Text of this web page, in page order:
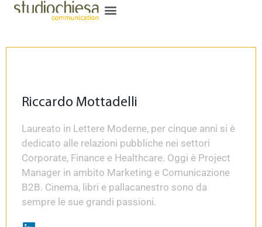
Riccardo Mottadelli
Laureato in Lettere Moderne, per cinque anni si è
dedicato alle relazioni pubbliche nei settori
Corporate, Finance e Healthcare. Oggi è Project
Manager in ambito Marketing e Comunicazione
B2B. Cinema, libri e pallacanestro sono da
sempre le sue grandi passioni.